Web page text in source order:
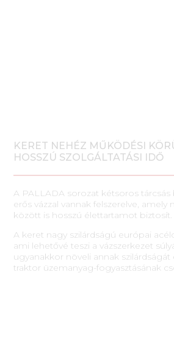
KERET NEHÉZ MŰKÖDÉSI
HOSSZÚ SZOLGÁLTATÁSI IDŐ
A PALLADA sorozat kétsoros
erős vázzal vannak felszerelve,
között is hosszú élettartamot biztosít.
A keret nagy szilárdságú európai
ami lehetővé teszi a vázszerkezet
ugyanakkor növeli annak
traktor üzemanyag-fogyasztásának